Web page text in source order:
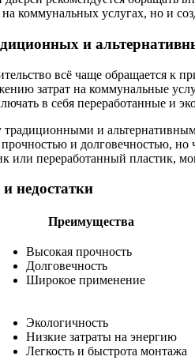
на коммунальных услугах, но и
и
всё чаще обращается к
затрат на коммунальные
в себя переработанные и
и
и долговечностью,
или переработанный пластик,
недостатки
Преимущества
Высокая прочность
Долговечность
Широкое применение
Экологичность
Низкие затраты на энергию
Легкость и быстрота монтажа